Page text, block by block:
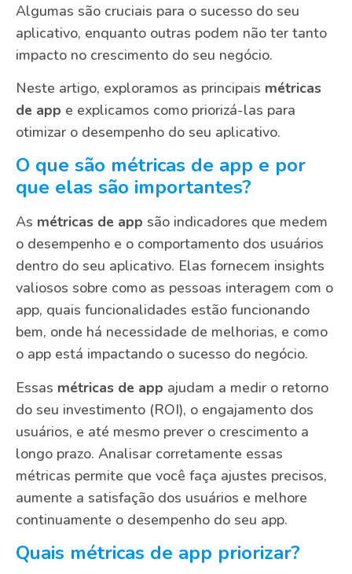
Algumas são cruciais para o sucesso do seu
aplicativo, enquanto outras podem não ter tanto
impacto no crescimento do seu negócio.
Neste artigo, exploramos as principais métricas
de app e explicamos como priorizá-las para
otimizar o desempenho do seu aplicativo.
O que são métricas de app e por
que elas são importantes?
As métricas de app são indicadores que medem
o desempenho e o comportamento dos usuários
dentro do seu aplicativo. Elas fornecem insights
valiosos sobre como as pessoas interagem com o
app, quais funcionalidades estão funcionando
bem, onde há necessidade de melhorias, e como
o app está impactando o sucesso do negócio.
Essas métricas de app ajudam a medir o retorno
do seu investimento (ROI), o engajamento dos
usuários, e até mesmo prever o crescimento a
longo prazo. Analisar corretamente essas
métricas permite que você faça ajustes precisos,
aumente a satisfação dos usuários e melhore
continuamente o desempenho do seu app.
Quais métricas de app priorizar?